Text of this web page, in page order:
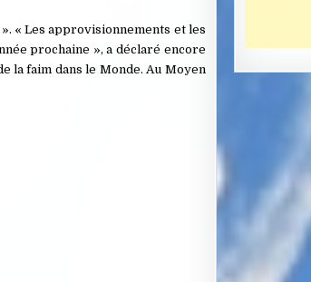
« Les approvisionnements et les
prochaine », a déclaré encore
la faim dans le Monde. Au Moyen